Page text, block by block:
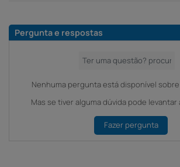
Pergunta e respostas
Nenhuma pergunta está disponível
Mas se tiver alguma dúvida pode levantar
Fazer pergunta